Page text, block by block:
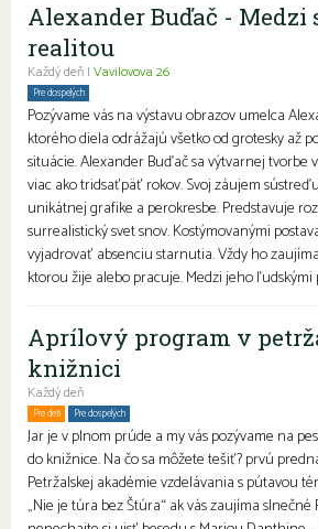
Alexander Buďač - Medzi
realitou
Každý deň | Vavilovova 26
Pre dospelých
Pozývame vás na výstavu obrazov umelca
ktorého diela odrážajú všetko od grotesky až
situácie. Alexander Buďač sa výtvarnej tvorbe
viac ako tridsaťpäť rokov. Svoj záujem
unikátnej grafike a perokresbe. Predstavuje
surrealistický svet snov. Kostýmovanými
vyjadrovať absenciu starnutia. Vždy ho
ktorou žije alebo pracuje. Medzi jeho ľudskými
Aprílový program v
knižnici
Každý deň
Pre deti Pre dospelých
Jar je v plnom prúde a my vás pozývame na
do knižnice. Na čo sa môžete tešiť? prvú
Petržalskej akadémie vzdelávania s pútavou
„Nie je túra bez Štúra“ ak vás zaujíma slnečné